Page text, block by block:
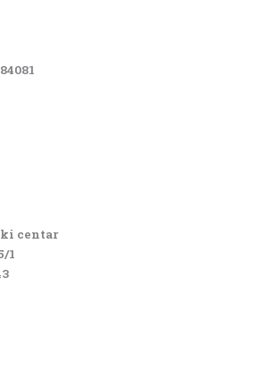
centar
1